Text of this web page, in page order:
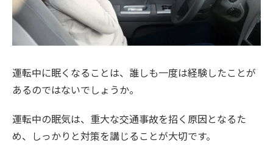
運転中に眠くなることは、誰しも一度は経験したことが
あるのではないでしょうか。
運転中の眠気は、重大な交通事故を招く原因となるた
め、しっかりと対策を講じることが大切です。